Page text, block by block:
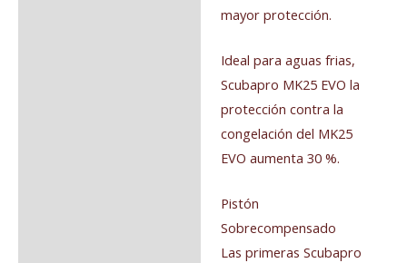
mayor protección.
Ideal para aguas frias,
Scubapro MK25 EVO la
protección contra la
congelación del MK25
EVO aumenta 30 %.
Pistón
Sobrecompensado
Las primeras Scubapro